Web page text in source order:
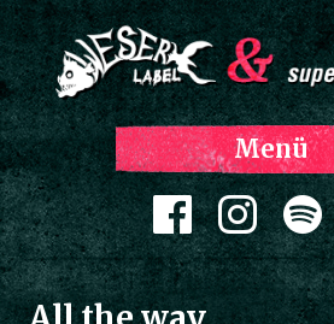
Menü
Zum